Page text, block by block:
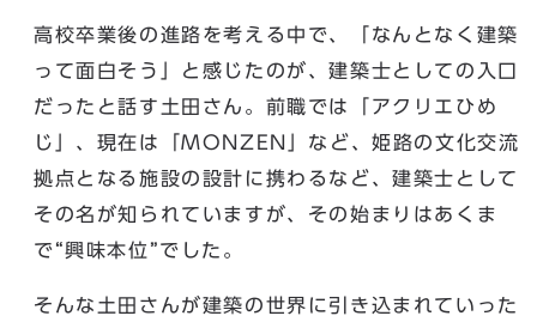
高校卒業後の進路を考える中で、「なんとなく建築
って面白そう」と感じたのが、建築士としての入口
だったと話す土田さん。前職では「アクリエひめ
じ」、現在は「MONZEN」など、姫路の文化交流
拠点となる施設の設計に携わるなど、建築士として
その名が知られていますが、その始まりはあくま
で“興味本位”でした。
そんな土田さんが建築の世界に引き込まれていった